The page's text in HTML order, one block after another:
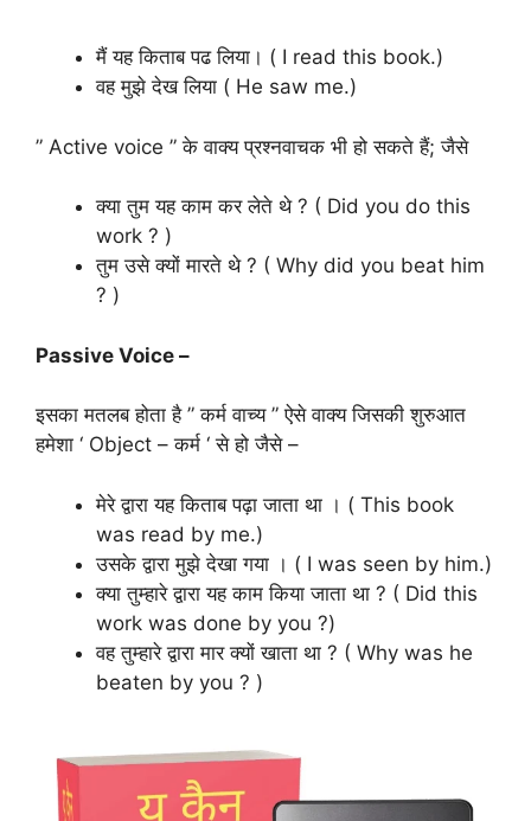
मैं यह किताब पढ लिया। ( I read this book.)
वह मुझे देख लिया ( He saw me.)
” Active voice ” के वाक्य प्रश्नवाचक भी हो सकते हैं; जैसे
क्या तुम यह काम कर लेते थे ? ( Did you do this
work ? )
तुम उसे क्यों मारते थे ? ( Why did you beat him
? )
Passive Voice –
इसका मतलब होता है ” कर्म वाच्य ” ऐसे वाक्य जिसकी शुरुआत
हमेशा ‘ Object – कर्म ‘ से हो जैसे –
मेरे द्वारा यह किताब पढ़ा जाता था । ( This book
was read by me.)
उसके द्वारा मुझे देखा गया । ( I was seen by him.)
क्या तुम्हारे द्वारा यह काम किया जाता था ? ( Did this
work was done by you ?)
वह तुम्हारे द्वारा मार क्यों खाता था ? ( Why was he
beaten by you ? )